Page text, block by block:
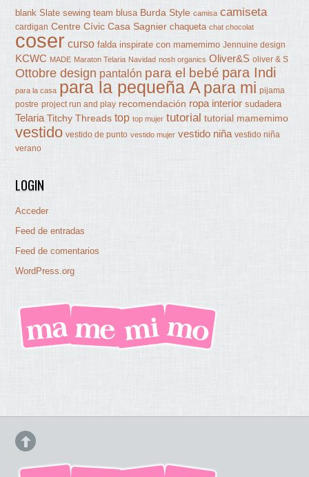
blank Slate sewing team blusa Burda Style camisa camiseta
cardigan Centre Cívic Casa Sagnier chaqueta chat chocolat
coser curso falda inspirate con mamemimo Jennuine design
KCWC MADE Maraton Telaria Navidad nosh organics Oliver&S oliver & S
Ottobre design pantalón para el bebé para Indi
para la casa para la pequeña A para mi pijama
postre project run and play recomendación ropa interior sudadera
Telaria Titchy Threads top top mujer tutorial tutorial mamemimo
vestido vestido de punto vestido mujer vestido niña vestido niña
verano
LOGIN
Acceder
Feed de entradas
Feed de comentarios
WordPress.org